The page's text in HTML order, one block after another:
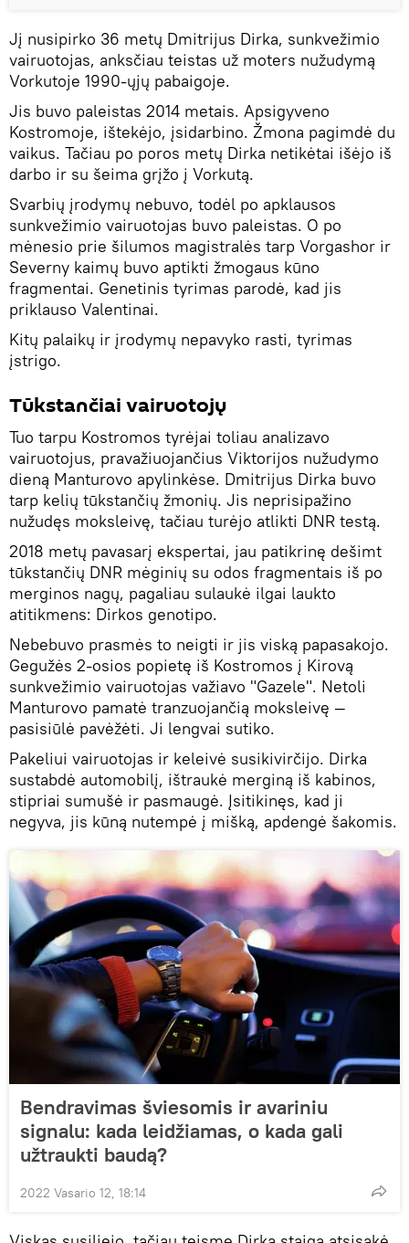
Jį nusipirko 36 metų Dmitrijus Dirka, sunkvežimio
vairuotojas, anksčiau teistas už moters nužudymą
Vorkutoje 1990-ųjų pabaigoje.
Jis buvo paleistas 2014 metais. Apsigyveno
Kostromoje, ištekėjo, įsidarbino. Žmona pagimdė du
vaikus. Tačiau po poros metų Dirka netikėtai išėjo iš
darbo ir su šeima grįžo į Vorkutą.
Svarbių įrodymų nebuvo, todėl po apklausos
sunkvežimio vairuotojas buvo paleistas. O po
mėnesio prie šilumos magistralės tarp Vorgashor ir
Severny kaimų buvo aptikti žmogaus kūno
fragmentai. Genetinis tyrimas parodė, kad jis
priklauso Valentinai.
Kitų palaikų ir įrodymų nepavyko rasti, tyrimas
įstrigo.
Tūkstančiai vairuotojų
Tuo tarpu Kostromos tyrėjai toliau analizavo
vairuotojus, pravažiuojančius Viktorijos nužudymo
dieną Manturovo apylinkėse. Dmitrijus Dirka buvo
tarp kelių tūkstančių žmonių. Jis neprisipažino
nužudęs moksleivę, tačiau turėjo atlikti DNR testą.
2018 metų pavasarį ekspertai, jau patikrinę dešimt
tūkstančių DNR mėginių su odos fragmentais iš po
merginos nagų, pagaliau sulaukė ilgai laukto
atitikmens: Dirkos genotipo.
Nebebuvo prasmės to neigti ir jis viską papasakojo.
Gegužės 2-osios popietę iš Kostromos į Kirovą
sunkvežimio vairuotojas važiavo "Gazele". Netoli
Manturovo pamatė tranzuojančią moksleivę —
pasisiūlė pavėžėti. Ji lengvai sutiko.
Pakeliui vairuotojas ir keleivė susikivirčijo. Dirka
sustabdė automobilį, ištraukė merginą iš kabinos,
stipriai sumušė ir pasmaugė. Įsitikinęs, kad ji
negyva, jis kūną nutempė į mišką, apdengė šakomis.
Bendravimas šviesomis ir avariniu
signalu: kada leidžiamas, o kada gali
užtraukti baudą?
2022 Vasario 12, 18:14